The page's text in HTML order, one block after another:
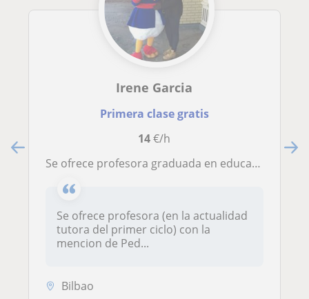
Irene Garcia
Primera clase gratis
14€/h
Se ofrece profesora graduada en educación primaria se ofrece para dar clase a niños de primaria
Se ofrece profesora (en la actualidad
tutora del primer ciclo) con la
mencion de Ped...
Bilbao